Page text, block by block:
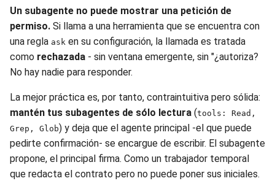
Un subagente no puede mostrar una petición de
permiso. Si llama a una herramienta que se encuentra con
una regla ask en su configuración, la llamada es tratada
como rechazada - sin ventana emergente, sin "¿autoriza?
No hay nadie para responder.
La mejor práctica es, por tanto, contraintuitiva pero sólida:
mantén tus subagentes de sólo lectura (tools: Read,
Grep, Glob) y deja que el agente principal -el que puede
pedirte confirmación- se encargue de escribir. El subagente
propone, el principal firma. Como un trabajador temporal
que redacta el contrato pero no puede poner sus iniciales.